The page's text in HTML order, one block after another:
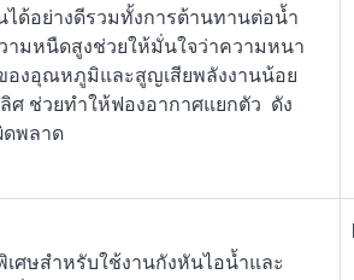
ด้อย่างดีรวมทั้งการต้านทานต่อน้ำ
มหนืดสูงช่วยให้มั่นใจว่าความหนา
องอุณหภูมิและสูญเสียพลังงานน้อย
ช่วยทำให้ฟองอากาศแยกตัว ดัง
ดพลาด
ศษสำหรับใช้งานกังหันไอน้ำและ